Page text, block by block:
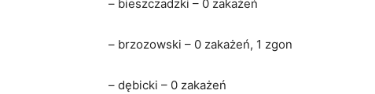
– bieszczadzki – 0 zakażeń
– brzozowski – 0 zakażeń, 1 zgon
– dębicki – 0 zakażeń